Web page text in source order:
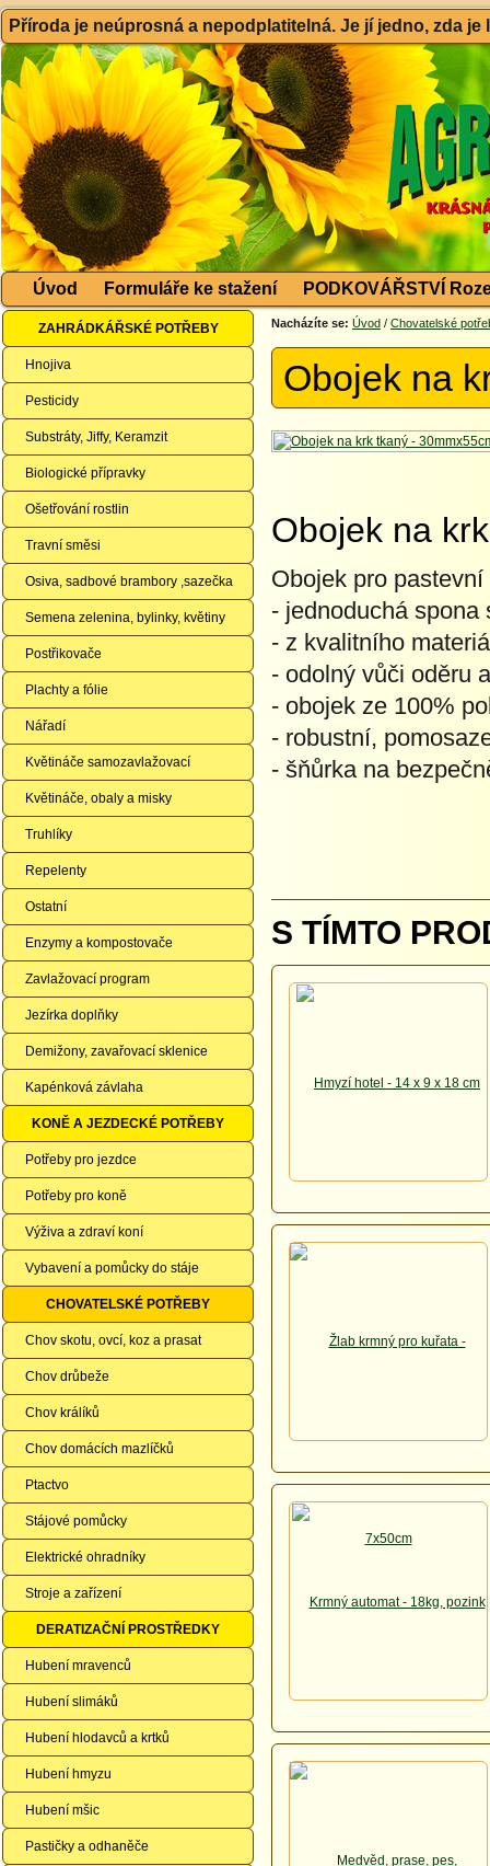
Příroda je neúprosná a nepodplatitelná. Je jí jedno, zda
Úvod Formuláře ke stažení PODKOVÁŘSTVÍ
ZAHRÁDKÁŘSKÉ POTŘEBY
Hnojiva
Pesticidy
Substráty, Jiffy, Keramzit
Biologické přípravky
Ošetřování rostlin
Travní směsi
Osiva, sadbové brambory ,sazečka
Semena zelenina, bylinky, květiny
Postřikovače
Plachty a fólie
Nářadí
Květináče samozavlažovací
Květináče, obaly a misky
Truhlíky
Repelenty
Ostatní
Enzymy a kompostovače
Zavlažovací program
Jezírka doplňky
Demižony, zavařovací sklenice
Kapénková závlaha
KONĚ A JEZDECKÉ POTŘEBY
Potřeby pro jezdce
Potřeby pro koně
Výživa a zdraví koní
Vybavení a pomůcky do stáje
CHOVATELSKÉ POTŘEBY
Chov skotu, ovcí, koz a prasat
Chov drůbeže
Chov králíků
Chov domácích mazlíčků
Ptactvo
Stájové pomůcky
Elektrické ohradníky
Stroje a zařízení
DERATIZAČNÍ PROSTŘEDKY
Hubení mravenců
Hubení slimáků
Hubení hlodavců a krtků
Hubení hmyzu
Hubení mšic
Pastičky a odhaněče
Nacházíte se: Úvod / Chovatelské
Obojek na
Obojek na
Obojek pro
- jednoduchá spona
- z kvalitního
- odolný vůči oděru
- obojek ze 100%
- robustní,
- šňůrka na
S TÍMTO